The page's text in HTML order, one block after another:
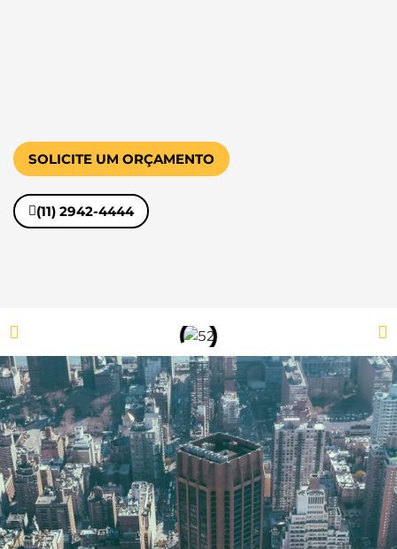
SOLICITE UM ORÇAMENTO
(11) 2942-4444